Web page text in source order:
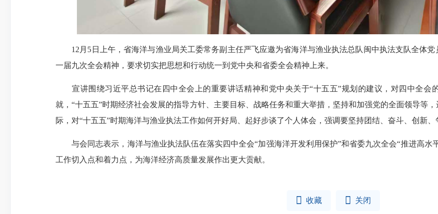
12月5日上午，省海洋与渔业局关工委常务副主任严飞应邀为省海洋与渔业执法总队闽中执法支队全体党
一届九次全会精神，要求切实把思想和行动统一到党中央和省委全会精神上来。
宣讲围绕习近平总书记在四中全会上的重要讲话精神和党中央关于“十五五”规划的建议，对四中全会
就，“十五五”时期经济社会发展的指导方针、主要目标、战略任务和重大举措，坚持和加强党的全面领导等
际，对“十五五”时期海洋与渔业执法工作如何开好局、起好步谈了个人体会，强调要坚持团结、奋斗、创新
与会同志表示，海洋与渔业执法队伍在落实四中全会“加强海洋开发利用保护”和省委九次全会“推进高水
工作切入点和着力点，为海洋经济高质量发展作出更大贡献。
 收藏  关闭